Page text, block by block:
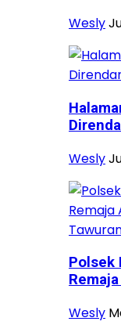
Wesly
Wesly
Polsek
Wesly